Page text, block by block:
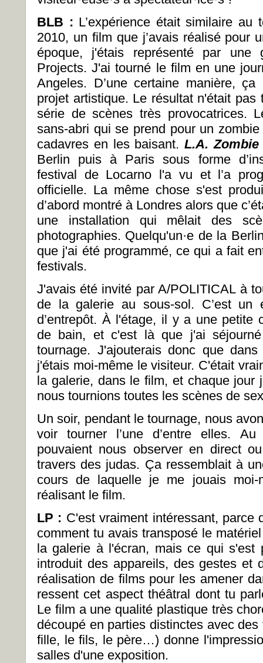
BLB : L’expérience était similaire au
2010, un film que j’avais réalisé pour
époque, j'étais représenté par une
Projects. J'ai tourné le film en une
Angeles. D’une certaine manière,
projet artistique. Le résultat n'était pas
série de scènes très provocatrices.
sans-abri qui se prend pour un
cadavres en les baisant.L.A.
Berlin puis à Paris sous forme
festival de Locarno l'a vu et l’a
officielle. La même chose s'est
d’abord montré à Londres alors que
une installation qui mêlait des
photographies. Quelqu'un·e de la
que j'ai été programmé, ce qui a fait
festivals.
J'avais été invité par A/POLITICAL à
de la galerie au sous-sol. C’est un
d’entrepôt. À l'étage, il y a une petite
de bain, et c'est là que j'ai
tournage. J'ajouterais donc que
j'étais moi-même le visiteur. C'était
la galerie, dans le film, et chaque jour
nous tournions toutes les scènes de
Un soir, pendant le tournage, nous
voir tourner l’une d’entre elles.
pouvaient nous observer en direct
travers des judas. Ça ressemblait à
cours de laquelle je me jouais
réalisant le film.
LP : C'est vraiment intéressant, parce
comment tu avais transposé le
la galerie à l'écran, mais ce qui s'est
introduit des appareils, des gestes et
réalisation de films pour les amener
ressent cet aspect théâtral dont tu
Le film a une qualité plastique très
découpé en parties distinctes avec
fille, le fils, le père…) donne
salles d'une exposition.